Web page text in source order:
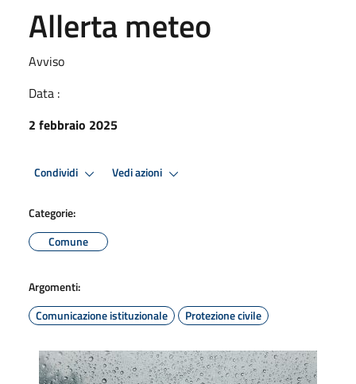
Allerta meteo
Avviso
Data :
2 febbraio 2025
Condividi Vedi azioni
Categorie:
Comune
Argomenti:
Comunicazione istituzionale
Protezione civile